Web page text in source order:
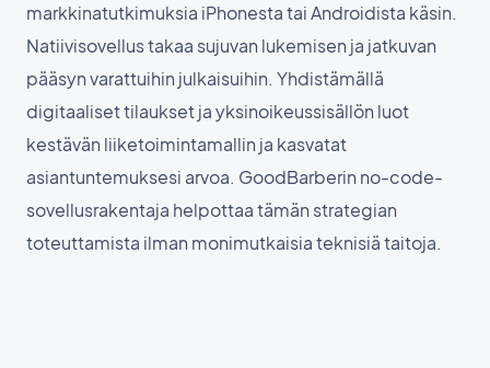
markkinatutkimuksia iPhonesta tai Androidista käsin.
Natiivisovellus takaa sujuvan lukemisen ja jatkuvan
pääsyn varattuihin julkaisuihin. Yhdistämällä
digitaaliset tilaukset ja yksinoikeussisällön luot
kestävän liiketoimintamallin ja kasvatat
asiantuntemuksesi arvoa. GoodBarberin no-code-
sovellusrakentaja helpottaa tämän strategian
toteuttamista ilman monimutkaisia teknisiä taitoja.